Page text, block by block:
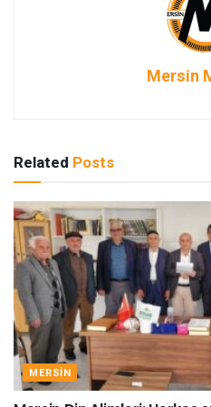
Mersin
Related Posts
MERSIN